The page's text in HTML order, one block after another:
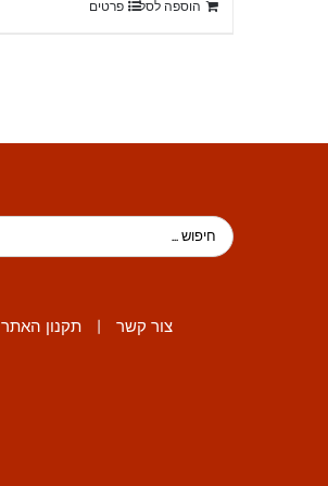
₪16,400.
₪15,500.
הוספה לסל פרטים
צור קשר | תקנון האתר